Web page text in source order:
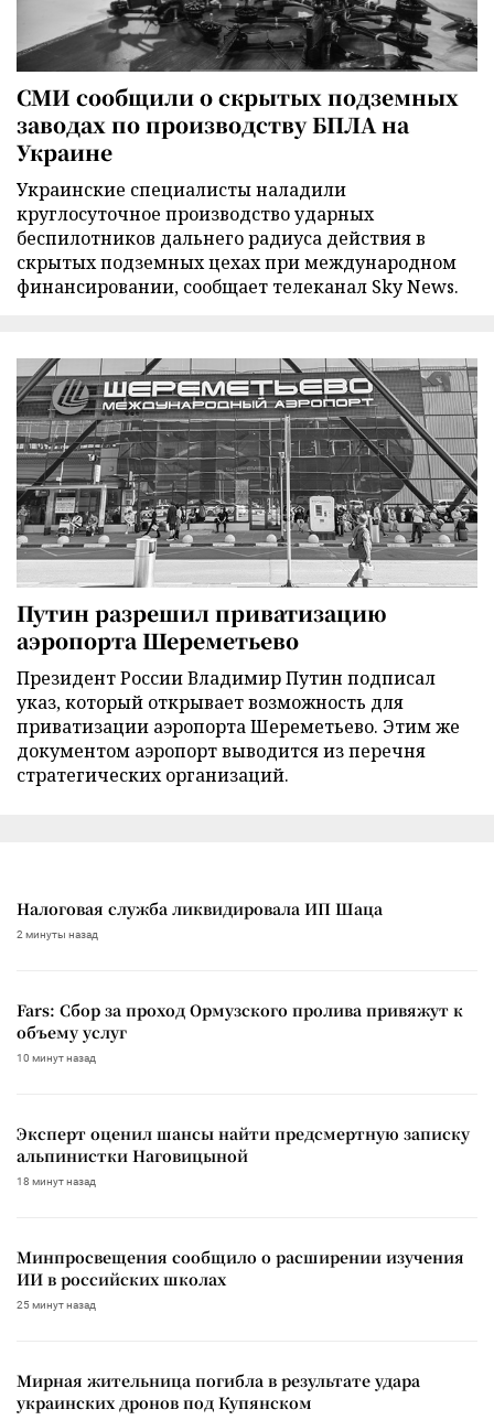
СМИ сообщили о скрытых подземных
заводах по производству БПЛА на
Украине
Украинские специалисты наладили
круглосуточное производство ударных
беспилотников дальнего радиуса действия в
скрытых подземных цехах при международном
финансировании, сообщает телеканал Sky News.
Путин разрешил приватизацию
аэропорта Шереметьево
Президент России Владимир Путин подписал
указ, который открывает возможность для
приватизации аэропорта Шереметьево. Этим же
документом аэропорт выводится из перечня
стратегических организаций.
Налоговая служба ликвидировала ИП Шаца
2 минуты назад
Fars: Сбор за проход Ормузского пролива привяжут к
объему услуг
10 минут назад
Эксперт оценил шансы найти предсмертную записку
альпинистки Наговицыной
18 минут назад
Минпросвещения сообщило о расширении изучения
ИИ в российских школах
25 минут назад
Мирная жительница погибла в результате удара
украинских дронов под Купянском